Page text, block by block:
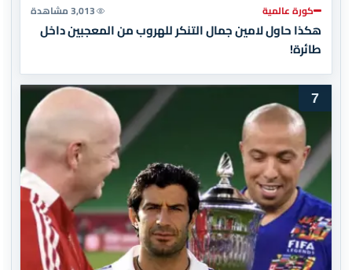
كورة عالمية 3,013 مشاهدة
هكذا حاول لامين جمال التنكر للهروب من المعجبين داخل
طائرة!
7